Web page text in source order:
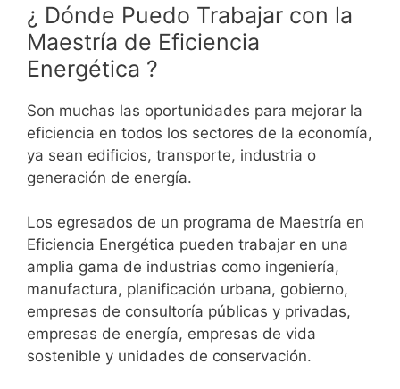
¿ Dónde Puedo Trabajar con la
Maestría de Eficiencia
Energética ?
Son muchas las oportunidades para mejorar la
eficiencia en todos los sectores de la economía,
ya sean edificios, transporte, industria o
generación de energía.
Los egresados de un programa de Maestría en
Eficiencia Energética pueden trabajar en una
amplia gama de industrias como ingeniería,
manufactura, planificación urbana, gobierno,
empresas de consultoría públicas y privadas,
empresas de energía, empresas de vida
sostenible y unidades de conservación.